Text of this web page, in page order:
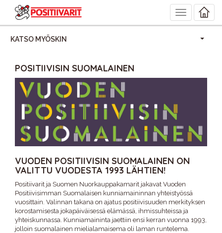
Toggle
navigation
KATSO MYÖSKIN
POSITIIVISIN SUOMALAINEN
VUODEN POSITIIVISIN SUOMALAINEN ON
VALITTU VUODESTA 1993 LÄHTIEN!
Positiivarit ja Suomen Nuorkauppakamarit jakavat Vuoden
Positiivisimman Suomalaisen kunniamaininnan yhteistyössä
vuosittain. Valinnan takana on ajatus positiivisuuden merkityksen
korostamisesta jokapäiväisessä elämässä, ihmissuhteissa ja
yhteiskunnassa. Kunniamaininta jaettiin ensi kerran vuonna 1993,
jolloin suomalainen mielialamaisema oli laman runtelema.